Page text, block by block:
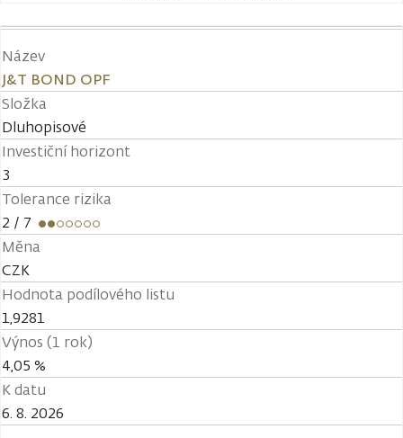
Název
J&T BOND OPF
Složka
Dluhopisové
Investiční horizont
3
Tolerance rizika
2 / 7
Měna
CZK
Hodnota podílového listu
1,9281
Výnos (1 rok)
4,05 %
K datu
6. 8. 2026